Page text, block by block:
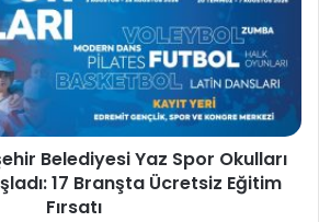
Belediyesi Yaz Spor Okulları
17 Branşta Ücretsiz Eğitim
Fırsatı